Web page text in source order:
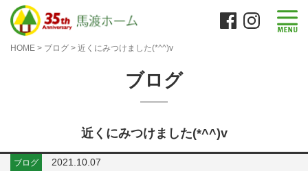
HOME > ブログ > 近くにみつけました(*^^)v
ブログ
近くにみつけました(*^^)v
ブログ 2021.10.07